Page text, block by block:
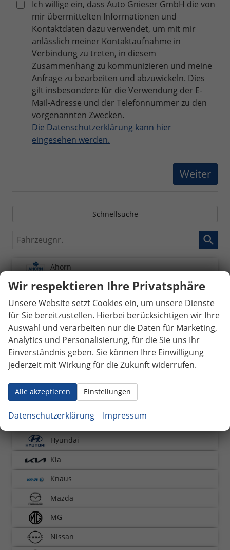
Ich willige ein, dass Auto Gnieser GmbH die von
mir übermittelten Informationen und
Kontaktdaten dazu verwendet, um mit mir
anlässlich meiner Kontaktaufnahme in
Verbindung zu treten, in diesem
Zusammenhang zu kommunizieren und meine
Anfrage zu bearbeiten und abzuwickeln. Dies
gilt insbesondere für die Verwendung der E-
Mail-Adresse und der Telefonnummer zu den
vorgenannten Zwecken.
Die Datenschutzerklärung kann hier
eingesehen werden.
Schnellsuche
Fahrzeugnr.
Ahorn
Audi
BMW
Carado
Citroën
Cupra
Dacia
Fiat
Ford
Hyundai
Kia
Knaus
Mazda
MG
Nissan
Wir respektieren Ihre Privatsphäre
Unsere Website setzt Cookies ein, um unsere Dienste
für Sie bereitzustellen. Hierbei berücksichtigen wir Ihre
Auswahl und verarbeiten nur die Daten für Marketing,
Analytics und Personalisierung, für die Sie uns Ihr
Einverständnis geben. Sie können Ihre Einwilligung
jederzeit mit Wirkung für die Zukunft widerrufen.
Alle akzeptieren Einstellungen
Datenschutzerklärung Impressum